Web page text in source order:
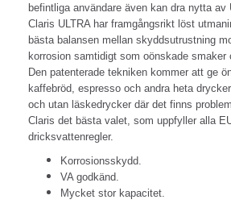
befintliga användare även kan dra nytta av
Claris ULTRA har framgångsrikt löst
bästa balansen mellan skyddsutrustning
korrosion samtidigt som oönskade smaker
Den patenterade tekniken kommer att ge
kaffebröd, espresso och andra heta
och utan läskedrycker där det finns
Claris det bästa valet, som uppfyller alla
dricksvattenregler.
Korrosionsskydd.
VA godkänd.
Mycket stor kapacitet.